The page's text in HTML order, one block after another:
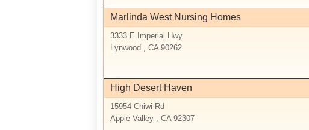
Marlinda West Nursing Homes
3333 E Imperial Hwy
Lynwood , CA 90262
High Desert Haven
15954 Chiwi Rd
Apple Valley , CA 92307